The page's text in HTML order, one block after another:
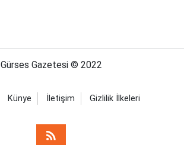
Gürses Gazetesi © 2022
Künye İletişim Gizlilik İlkeleri